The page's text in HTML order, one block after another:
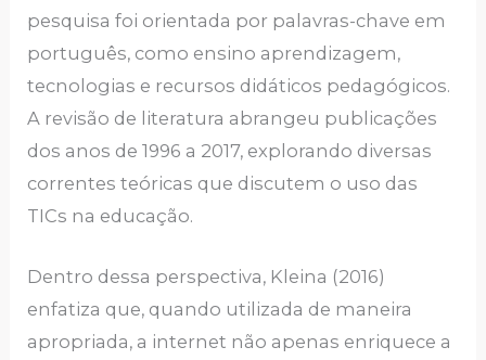
pesquisa foi orientada por palavras-chave em
português, como ensino aprendizagem,
tecnologias e recursos didáticos pedagógicos.
A revisão de literatura abrangeu publicações
dos anos de 1996 a 2017, explorando diversas
correntes teóricas que discutem o uso das
TICs na educação.
Dentro dessa perspectiva, Kleina (2016)
enfatiza que, quando utilizada de maneira
apropriada, a internet não apenas enriquece a